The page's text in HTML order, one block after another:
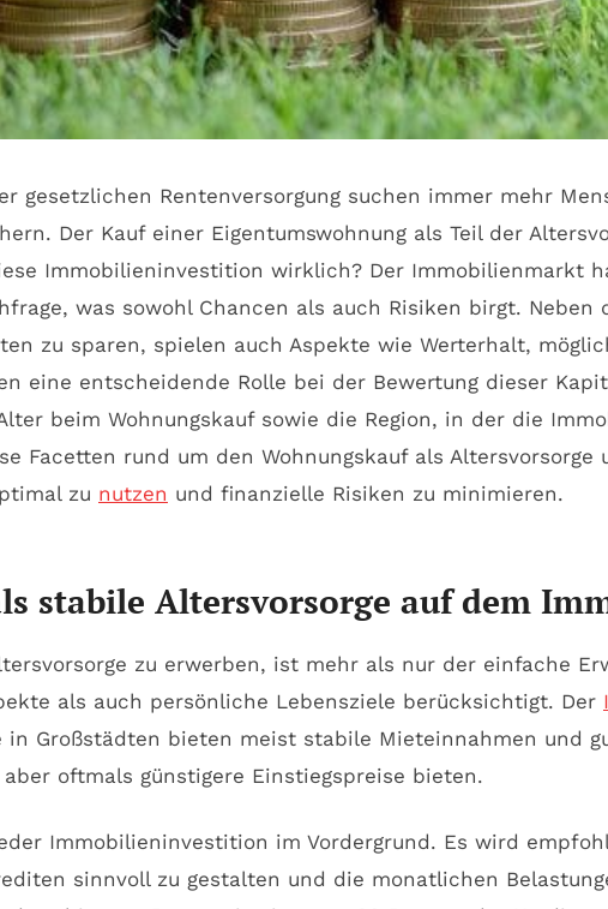
Rentenversorgung suchen immer mehr
Der Kauf einer Eigentumswohnung als Teil der
Immobilieninvestition wirklich? Der Immobilienmarkt
was sowohl Chancen als auch Risiken birgt.
zu sparen, spielen auch Aspekte wie Werterhalt,
eine entscheidende Rolle bei der Bewertung dieser
beim Wohnungskauf sowie die Region, in der die
Facetten rund um den Wohnungskauf als
zu nutzen und finanzielle Risiken zu minimieren.
stabile Altersvorsorge auf dem
zu erwerben, ist mehr als nur der einfache
als auch persönliche Lebensziele berücksichtigt. Der
Großstädten bieten meist stabile Mieteinnahmen und
oftmals günstigere Einstiegspreise bieten.
Immobilieninvestition im Vordergrund. Es wird
sinnvoll zu gestalten und die monatlichen